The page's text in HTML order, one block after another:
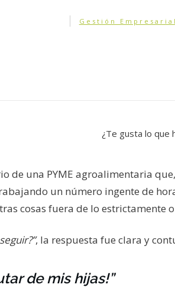
Gestión Empresarial
¿Te gusta lo que
de una PYME agroalimentaria
un número ingente de
cosas fuera de lo estrictamente
, la respuesta fue clara y
de mis hijas!”